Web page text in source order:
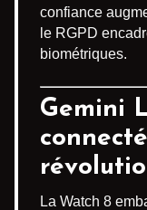
confiance
le RGPD
biométriques.
Gemini
La Watch 8